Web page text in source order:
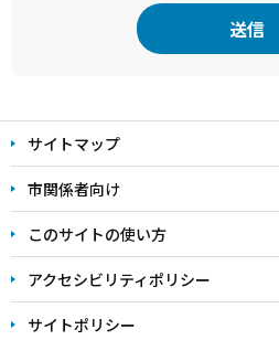
文
こ
こ
ま
で
サイトマップ
市関係者向け
このサイトの使い方
アクセシビリティポリシー
サイトポリシー